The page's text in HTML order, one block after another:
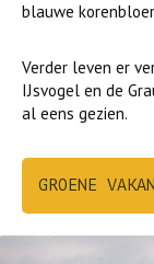
Vorige
blauwe
Verder leven er
IJsvogel en de
al eens gezien.
GROENE